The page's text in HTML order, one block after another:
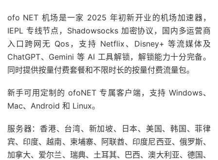
ofo NET 机场是一家 2025 年初新开业的机场加速器，
IEPL 专线节点，Shadowsocks 加密协议，国内多运营商
入口跨网无 Qos，支持 Netflix、Disney+ 等流媒体及
ChatGPT、Gemini 等 AI 工具解锁，解锁能力十分完备。
同时提供按量付费套餐和不限时长的按量付费流量包。
新手可用定制的 ofoNET 专属客户端，支持 Windows、
Mac、Android 和 Linux。
服务器：香港、台湾、新加坡、日本、美国、韩国、菲律
宾、印度、越南、柬埔寨、阿联酋、印度尼西亚、俄罗斯、
加拿大、爱尔兰、瑞典、土耳其、巴西、澳大利亚、德国、